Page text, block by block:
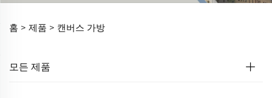
홈 > 제품 > 캔버스 가방
모든 제품